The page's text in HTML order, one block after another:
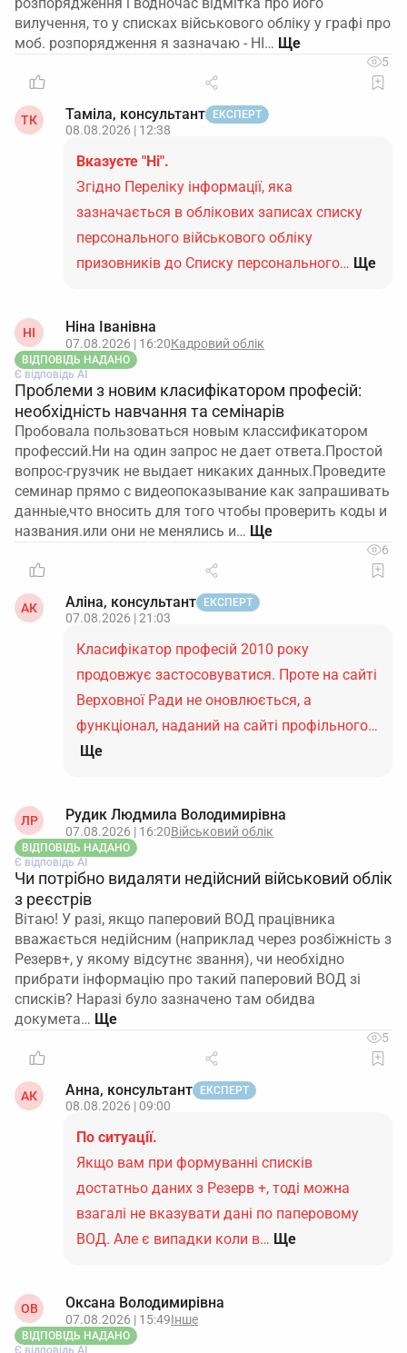
вилучення, то у списках військового обліку у графі про
моб. розпорядження я зазначаю - НІ…
5
ТК Таміла, консультант ЕКСПЕРТ
08.08.2026 | 12:38
Вказуєте "Ні".
Згідно Переліку інформації, яка
зазначається в облікових записах списку
персонального військового обліку
призовників до Списку персонального… Ще
НІ Ніна Іванівна
07.08.2026 | 16:20Кадровий облік
ВІДПОВІДЬ НАДАНО
Є відповідь АІ
Проблеми з новим класифікатором професій:
необхідність навчання та семінарів
Пробовала пользоваться новым классификатором
профессий.Ни на один запрос не дает ответа.Простой
вопрос-грузчик не выдает никаких данных.Проведите
семинар прямо с видеопоказывание как запрашивать
данные,что вносить для того чтобы проверить коды и
названия.или они не менялись и…
6
АК Аліна, консультант ЕКСПЕРТ
07.08.2026 | 21:03
Класифікатор професій 2010 року
продовжує застосовуватися. Проте на сайті
Верховної Ради не оновлюється, а
функціонал, наданий на сайті профільного…
Ще
ЛР Рудик Людмила Володимирівна
07.08.2026 | 16:20Військовий облік
ВІДПОВІДЬ НАДАНО
Є відповідь АІ
Чи потрібно видаляти недійсний військовий облік
з реєстрів
Вітаю! У разі, якщо паперовий ВОД працівника
вважається недійсним (наприклад через розбіжність з
Резерв+, у якому відсутнє звання), чи необхідно
прибрати інформацію про такий паперовий ВОД зі
списків? Наразі було зазначено там обидва
докумета…
5
АК Анна, консультант ЕКСПЕРТ
08.08.2026 | 09:00
По ситуації.
Якщо вам при формуванні списків
достатньо даних з Резерв +, тоді можна
взагалі не вказувати дані по паперовому
ВОД. Але є випадки коли в… Ще
ОВ Оксана Володимирівна
07.08.2026 | 15:49Інше
ВІДПОВІДЬ НАДАНО
Є відповідь АІ